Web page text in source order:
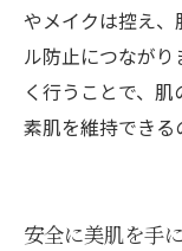
やメイクは控え
ル防止につなが
く行うことで、
素肌を維持できる
安全に美肌を手